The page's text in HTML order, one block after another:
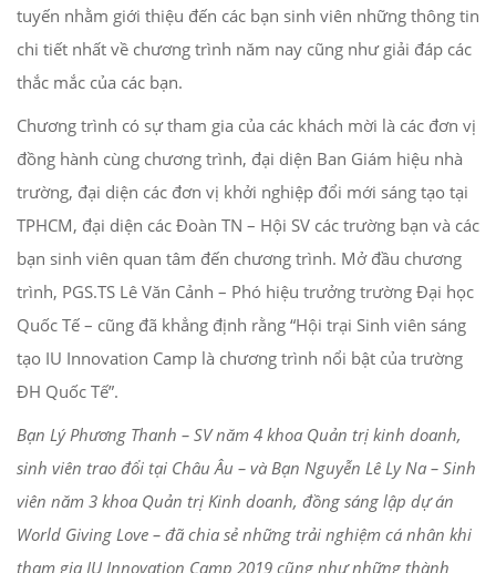
tuyến nhằm giới thiệu đến các bạn sinh viên những thông tin
chi tiết nhất về chương trình năm nay cũng như giải đáp các
thắc mắc của các bạn.
Chương trình có sự tham gia của các khách mời là các đơn vị
đồng hành cùng chương trình, đại diện Ban Giám hiệu nhà
trường, đại diện các đơn vị khởi nghiệp đổi mới sáng tạo tại
TPHCM, đại diện các Đoàn TN – Hội SV các trường bạn và các
bạn sinh viên quan tâm đến chương trình. Mở đầu chương
trình, PGS.TS Lê Văn Cảnh – Phó hiệu trưởng trường Đại học
Quốc Tế – cũng đã khẳng định rằng “Hội trại Sinh viên sáng
tạo IU Innovation Camp là chương trình nổi bật của trường
ĐH Quốc Tế”.
Bạn Lý Phương Thanh – SV năm 4 khoa Quản trị kinh doanh,
sinh viên trao đổi tại Châu Âu – và Bạn Nguyễn Lê Ly Na – Sinh
viên năm 3 khoa Quản trị Kinh doanh, đồng sáng lập dự án
World Giving Love – đã chia sẻ những trải nghiệm cá nhân khi
tham gia IU Innovation Camp 2019 cũng như những thành